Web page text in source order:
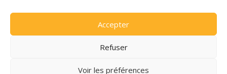
Accepter
Refuser
Voir les préférences
Une réalisationDLW Communication